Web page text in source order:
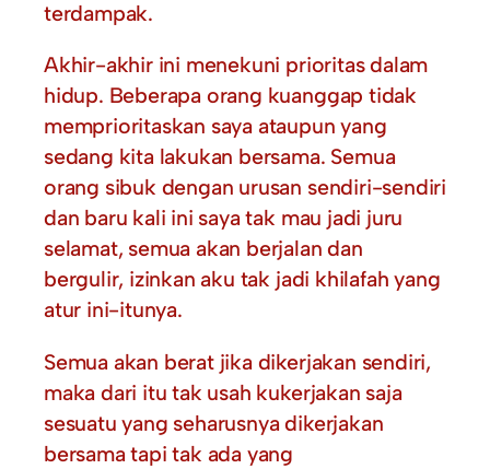
terdampak.
Akhir-akhir ini menekuni prioritas dalam
hidup. Beberapa orang kuanggap tidak
memprioritaskan saya ataupun yang
sedang kita lakukan bersama. Semua
orang sibuk dengan urusan sendiri-sendiri
dan baru kali ini saya tak mau jadi juru
selamat, semua akan berjalan dan
bergulir, izinkan aku tak jadi khilafah yang
atur ini-itunya.
Semua akan berat jika dikerjakan sendiri,
maka dari itu tak usah kukerjakan saja
sesuatu yang seharusnya dikerjakan
bersama tapi tak ada yang